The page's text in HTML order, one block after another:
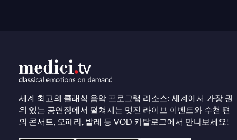
세계 최고의 클래식 음악 프로그램 리소스: 세계에서 가장 권
위 있는 공연장에서 펼쳐지는 멋진 라이브 이벤트와 수천 편
의 콘서트, 오페라, 발레 등 VOD 카탈로그에서 만나보세요!